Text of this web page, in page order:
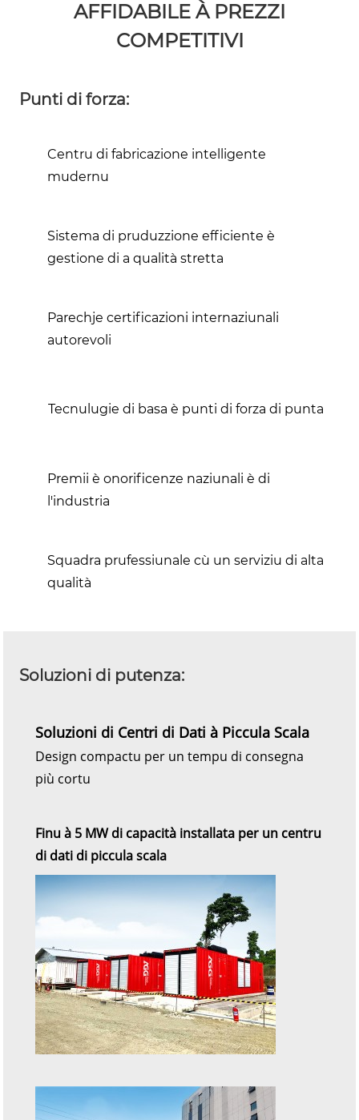
AFFIDABILE À PREZZI
COMPETITIVI
Punti di forza:
Centru di fabricazione intelligente
mudernu
Sistema di pruduzzione efficiente è
gestione di a qualità stretta
Parechje certificazioni internaziunali
autorevoli
Tecnulugie di basa è punti di forza di punta
Premii è onorificenze naziunali è di
l'industria
Squadra prufessiunale cù un serviziu di alta
qualità
Soluzioni di putenza:
Soluzioni di Centri di Dati à Piccula Scala
Design compactu per un tempu di consegna
più cortu
Finu à 5 MW di capacità installata per un centru
di dati di piccula scala